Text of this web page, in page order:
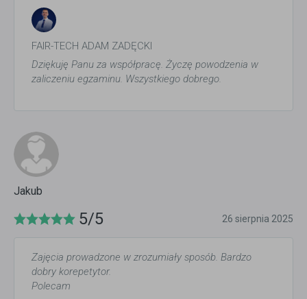
FAIR-TECH ADAM ZADĘCKI
Dziękuję Panu za współpracę. Życzę powodzenia w
zaliczeniu egzaminu. Wszystkiego dobrego.
Jakub
5/5 26 sierpnia 2025
Zajęcia prowadzone w zrozumiały sposób. Bardzo
dobry korepetytor.
Polecam